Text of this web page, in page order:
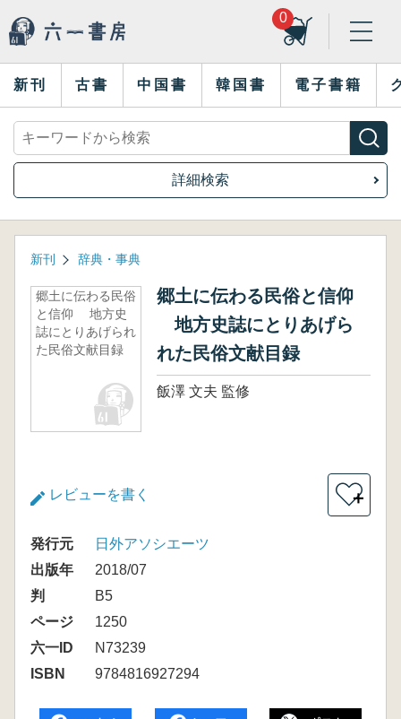
0
新刊 古書 中国書 韓国書 電子書籍
詳細検索
新刊 辞典・事典
郷土に伝わる民俗
と信仰 地方史
誌にとりあげられ
た民俗文献目録
郷土に伝わる民俗と信仰
地方史誌にとりあげら
れた民俗文献目録
飯澤 文夫 監修
レビューを書く ＋
発行元
日外アソシエーツ
出版年
2018/07
判
B5
ページ
1250
六一ID
N73239
ISBN
9784816927294